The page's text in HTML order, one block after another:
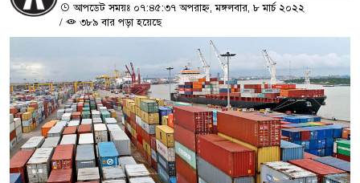
আপডেট সময়ঃ ০৭:৪৫:৩৭ অপরাহ্ন, মঙ্গলবার, ৮ মার্চ ২০২২
/
৩৮৯ বার পড়া হয়েছে